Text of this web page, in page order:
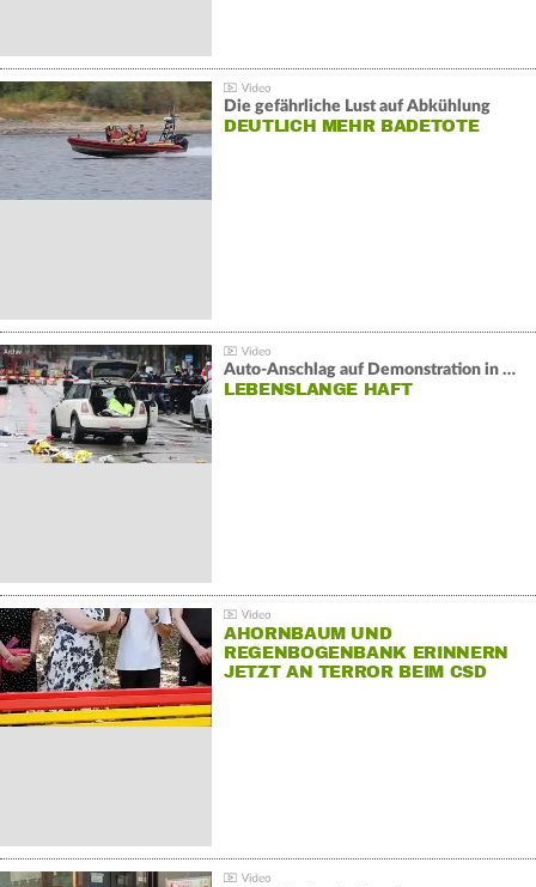
Die gefährliche Lust auf Abkühlung
DEUTLICH MEHR BADETOTE
Auto-Anschlag auf Demonstration in München:
LEBENSLANGE HAFT
AHORNBAUM UND
REGENBOGENBANK ERINNERN
JETZT AN TERROR BEIM CSD